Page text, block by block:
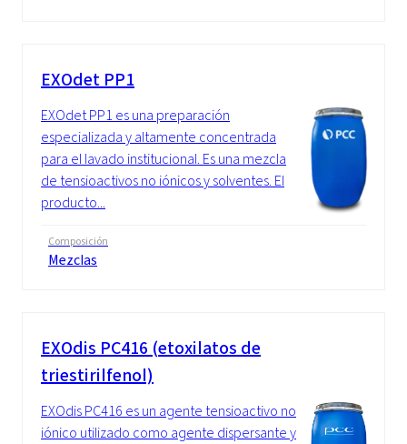
EXOdet PP1
EXOdet PP1 es una preparación
especializada y altamente concentrada
para el lavado institucional. Es una mezcla
de tensioactivos no iónicos y solventes. El
producto...
Composición
Mezclas
EXOdis PC416 (etoxilatos de
triestirilfenol)
EXOdis PC416 es un agente tensioactivo no
iónico utilizado como agente dispersante y